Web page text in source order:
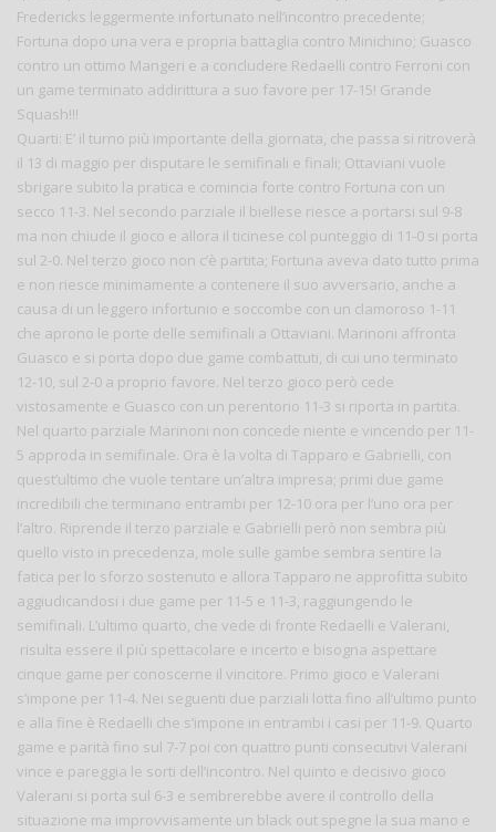
Fredericks leggermente infortunato nell’incontro precedente;
Fortuna dopo una vera e propria battaglia contro Minichino; Guasco
contro un ottimo Mangeri e a concludere Redaelli contro Ferroni con
un game terminato addirittura a suo favore per 17-15! Grande
Squash!!!
Quarti: E’ il turno più importante della giornata, che passa si ritroverà
il 13 di maggio per disputare le semifinali e finali; Ottaviani vuole
sbrigare subito la pratica e comincia forte contro Fortuna con un
secco 11-3. Nel secondo parziale il biellese riesce a portarsi sul 9-8
ma non chiude il gioco e allora il ticinese col punteggio di 11-0 si porta
sul 2-0. Nel terzo gioco non c’è partita; Fortuna aveva dato tutto prima
e non riesce minimamente a contenere il suo avversario, anche a
causa di un leggero infortunio e soccombe con un clamoroso 1-11
che aprono le porte delle semifinali a Ottaviani. Marinoni affronta
Guasco e si porta dopo due game combattuti, di cui uno terminato
12-10, sul 2-0 a proprio favore. Nel terzo gioco però cede
vistosamente e Guasco con un perentorio 11-3 si riporta in partita.
Nel quarto parziale Marinoni non concede niente e vincendo per 11-
5 approda in semifinale. Ora è la volta di Tapparo e Gabrielli, con
quest’ultimo che vuole tentare un’altra impresa; primi due game
incredibili che terminano entrambi per 12-10 ora per l’uno ora per
l’altro. Riprende il terzo parziale e Gabrielli però non sembra più
quello visto in precedenza, mole sulle gambe sembra sentire la
fatica per lo sforzo sostenuto e allora Tapparo ne approfitta subito
aggiudicandosi i due game per 11-5 e 11-3, raggiungendo le
semifinali. L’ultimo quarto, che vede di fronte Redaelli e Valerani,
risulta essere il più spettacolare e incerto e bisogna aspettare
cinque game per conoscerne il vincitore. Primo gioco e Valerani
s’impone per 11-4. Nei seguenti due parziali lotta fino all’ultimo punto
e alla fine è Redaelli che s’impone in entrambi i casi per 11-9. Quarto
game e parità fino sul 7-7 poi con quattro punti consecutivi Valerani
vince e pareggia le sorti dell’incontro. Nel quinto e decisivo gioco
Valerani si porta sul 6-3 e sembrerebbe avere il controllo della
situazione ma improvvisamente un black out spegne la sua mano e